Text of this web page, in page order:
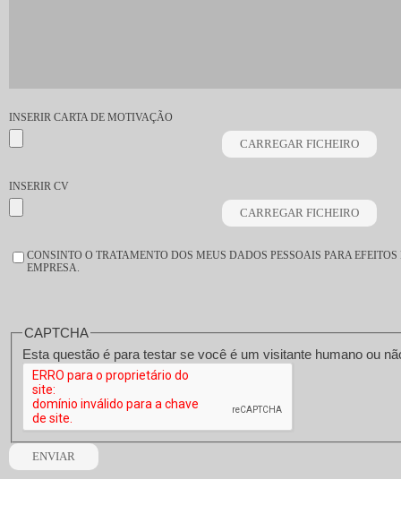
INSERIR CARTA DE MOTIVAÇÃO
INSERIR CV
CONSENTIMENTO*
CONSINTO O TRATAMENTO DOS MEUS DADOS PESSOAIS PARA
EMPRESA.
CAPTCHA